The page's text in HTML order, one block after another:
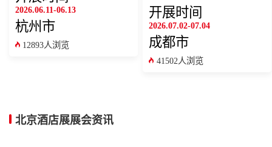
2026.06.11-06.13
杭州市
12893人浏览
开展时间
2026.07.02-07.04
成都市
41502人浏览
北京酒店展展会资讯